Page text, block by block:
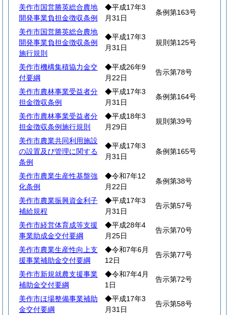
美作市国営勝英総合農地
開発事業負担金徴収条例
◆平成17年3
月31日
条例第163号
美作市国営勝英総合農地
開発事業負担金徴収条例
施行規則
◆平成17年3
月31日
規則第125号
美作市機構集積協力金交
付要綱
◆平成26年9
月22日
告示第78号
美作市農林事業受益者分
担金徴収条例
◆平成17年3
月31日
条例第164号
美作市農林事業受益者分
担金徴収条例施行規則
◆平成18年3
月29日
規則第39号
美作市農業共同利用施設
の設置及び管理に関する
条例
◆平成17年3
月31日
条例第165号
美作市農業生産性基盤強
化条例
◆令和7年12
月22日
条例第38号
美作市農業振興資金利子
補給規程
◆平成17年3
月31日
告示第57号
美作市経営体育成等支援
事業助成金交付要綱
◆平成28年4
月25日
告示第70号
美作市農業生産性向上支
援事業補助金交付要綱
◆令和7年6月
12日
告示第77号
美作市新規就農支援事業
補助金交付要綱
◆令和7年4月
1日
告示第72号
美作市ほ場整備事業補助
金交付要綱
◆平成17年3
月31日
告示第58号